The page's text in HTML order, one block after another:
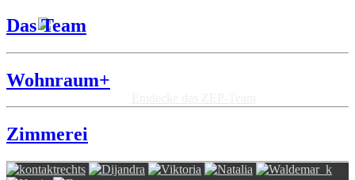
Das Team
Wohnraum+
Zimmerei